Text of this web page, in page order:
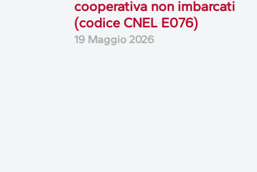
cooperativa non imbarcati
(codice CNEL E076)
19 Maggio 2026